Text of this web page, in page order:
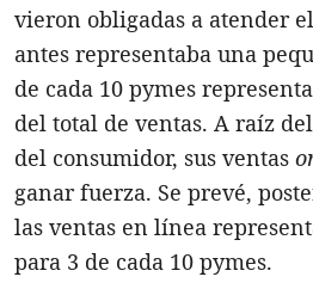
vieron obligadas a atender
antes representaba una
de cada 10 pymes
del total de ventas. A raíz
del consumidor, sus ventas
ganar fuerza. Se prevé,
las ventas en línea
para 3 de cada 10 pymes.